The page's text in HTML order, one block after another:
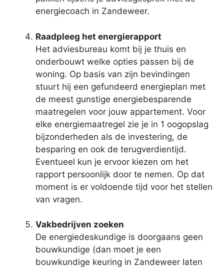
energiecoach in Zandeweer.
Raadpleeg het energierapport
Het adviesbureau komt bij je thuis en
onderbouwt welke opties passen bij de
woning. Op basis van zijn bevindingen
stuurt hij een gefundeerd energieplan met
de meest gunstige energiebesparende
maatregelen voor jouw appartement. Voor
elke energiemaatregel zie je in 1 oogopslag
bijzonderheden als de investering, de
besparing en ook de terugverdientijd.
Eventueel kun je ervoor kiezen om het
rapport persoonlijk door te nemen. Op dat
moment is er voldoende tijd voor het stellen
van vragen.
Vakbedrijven zoeken
De energiedeskundige is doorgaans geen
bouwkundige (dan moet je een
bouwkundige keuring in Zandeweer laten